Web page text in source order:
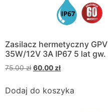
Zasilacz hermetyczny GPV
35W/12V 3A IP67 5 lat gw.
75.00zł 60.00 zł
Dodaj do koszyka